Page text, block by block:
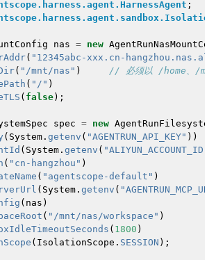
;
nas = new
( "12345abc-xxx.cn-
( "/mnt/nas" )
// 必须以 /home、/
( "/" )
( false);
spec = new
( System . getenv ( "AGENTRUN_API_KEY" ))
( System . getenv ( "ALIYUN_ACCOUNT_ID"
( "cn-hangzhou" )
( "agentscope-default" )
( System . getenv (
( nas )
( "/mnt/nas/workspace" )
( 1800 )
( IsolationScope . SESSION );